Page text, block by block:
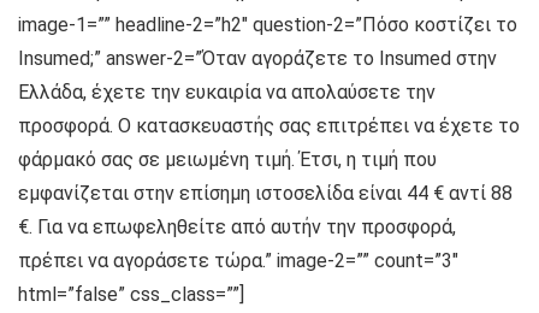
image-1=”” headline-2=”h2″ question-2=”Πόσο κοστίζει το
Insumed;” answer-2=”Όταν αγοράζετε το Insumed στην
Ελλάδα, έχετε την ευκαιρία να απολαύσετε την
προσφορά. Ο κατασκευαστής σας επιτρέπει να έχετε το
φάρμακό σας σε μειωμένη τιμή. Έτσι, η τιμή που
εμφανίζεται στην επίσημη ιστοσελίδα είναι 44 € αντί 88
€. Για να επωφεληθείτε από αυτήν την προσφορά,
πρέπει να αγοράσετε τώρα.” image-2=”” count=”3″
html=”false” css_class=””]